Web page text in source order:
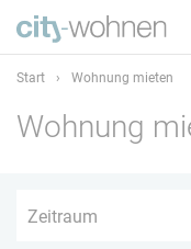
Start › Wohnung mieten
Wohnung
Zeitraum
1 2 3 4